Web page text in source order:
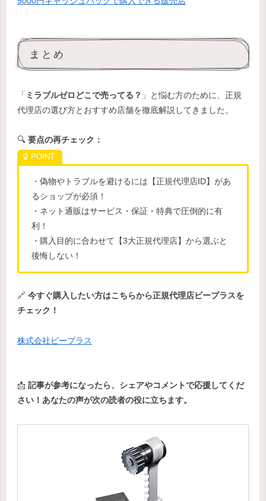
まとめ
「 ミラブルゼロどこで売ってる？ 」と悩む方のために、正規
代理店の選び方とおすすめ店舗を徹底解説してきました。
🔍 要点の再チェック：
・偽物やトラブルを避けるには【正規代理店ID】があ
るショップが必須！
・ネット通販はサービス・保証・特典で圧倒的に有
利！
・購入目的に合わせて【3大正規代理店】から選ぶと
後悔しない！
🔗 今すぐ購入したい方はこちらから正規代理店ビープラスを
チェック！
株式会社ビープラス
📩 記事が参考になったら、シェアやコメントで応援してくだ
さい！あなたの声が次の読者の役に立ちます。